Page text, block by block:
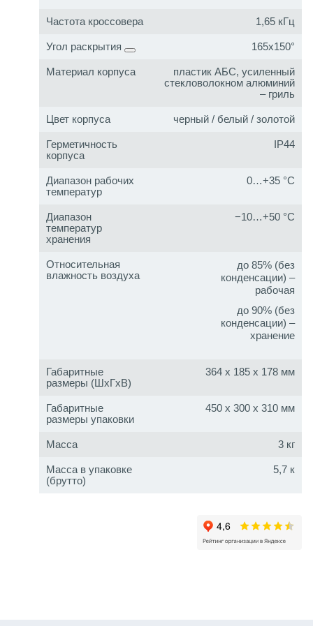
Частота кроссовера 1,65 кГц
Угол раскрытия 165x150°
Материал корпуса
пластик АБС, усиленный
стекловолокном алюминий
– гриль
Цвет корпуса черный / белый / золотой
Герметичность
корпуса
IP44
Диапазон рабочих
температур
0…+35 °C
Диапазон
температур
хранения
−10…+50 °C
Относительная
влажность воздуха
до 85% (без
конденсации) –
рабочая
до 90% (без
конденсации) –
хранение
Габаритные
размеры (ШxГxВ)
364 x 185 x 178 мм
Габаритные
размеры упаковки
450 x 300 x 310 мм
Масса 3 кг
Масса в упаковке
(брутто)
5,7 к